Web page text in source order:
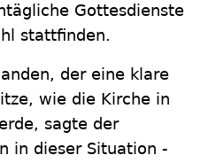
Gottesdienste
stattfinden.
der eine klare
wie die Kirche in
sagte der
in dieser Situation -